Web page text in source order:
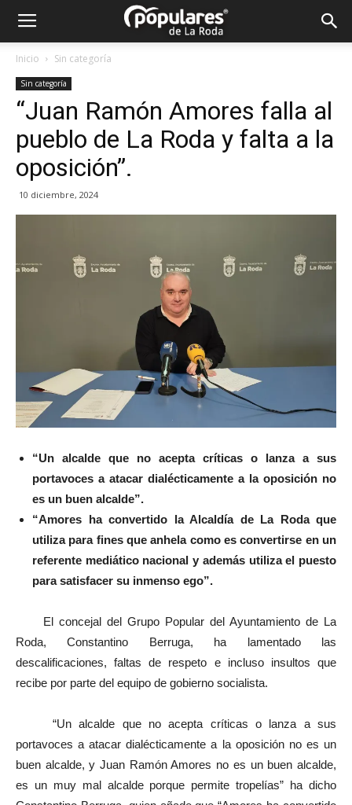
Partido
Popular
Roda
Inicio Sin categoría
Sin categoría
“Juan Ramón Amores falla al
pueblo de La Roda y falta a la
oposición”.
10 diciembre, 2024
“Un alcalde que no acepta críticas o lanza a sus
portavoces a atacar dialécticamente a la oposición no
es un buen alcalde”.
“Amores ha convertido la Alcaldía de La Roda que
utiliza para fines que anhela como es convertirse en un
referente mediático nacional y además utiliza el puesto
para satisfacer su inmenso ego”.
El concejal del Grupo Popular del Ayuntamiento de La
Roda, Constantino Berruga, ha lamentado las
descalificaciones, faltas de respeto e incluso insultos que
recibe por parte del equipo de gobierno socialista.
“Un alcalde que no acepta críticas o lanza a sus
portavoces a atacar dialécticamente a la oposición no es un
buen alcalde, y Juan Ramón Amores no es un buen alcalde,
es un muy mal alcalde porque permite tropelías” ha dicho